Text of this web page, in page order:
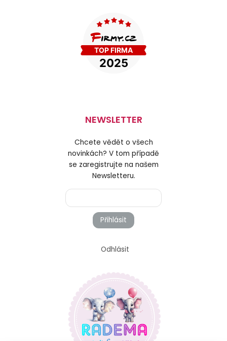
NEWSLETTER
Chcete vědět o všech
novinkách? V tom případě
se zaregistrujte na našem
Newsletteru.
Přihlásit
Odhlásit